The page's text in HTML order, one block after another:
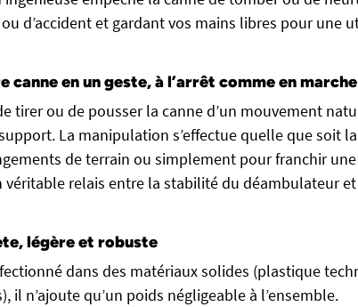
d’accident et gardant vos mains libres pour une
canne en un geste, à l’arrêt comme en marche
tirer ou de pousser la canne d’un mouvement
La manipulation s’effectue quelle que soit
de terrain ou simplement pour franchir
véritable relais entre la stabilité du déambulateur
légère et robuste
dans des matériaux solides (plastique
il n’ajoute qu’un poids négligeable à l’ensemble.